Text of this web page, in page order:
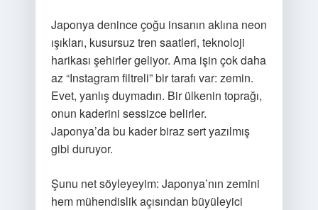
Japonya denince çoğu insanın aklına neon
ışıkları, kusursuz tren saatleri, teknoloji
harikası şehirler geliyor. Ama işin çok daha
az “Instagram filtreli” bir tarafı var: zemin.
Evet, yanlış duymadın. Bir ülkenin toprağı,
onun kaderini sessizce belirler.
Japonya’da bu kader biraz sert yazılmış
gibi duruyor.
Şunu net söyleyeyim: Japonya’nın zemini
hem mühendislik açısından büyüleyici